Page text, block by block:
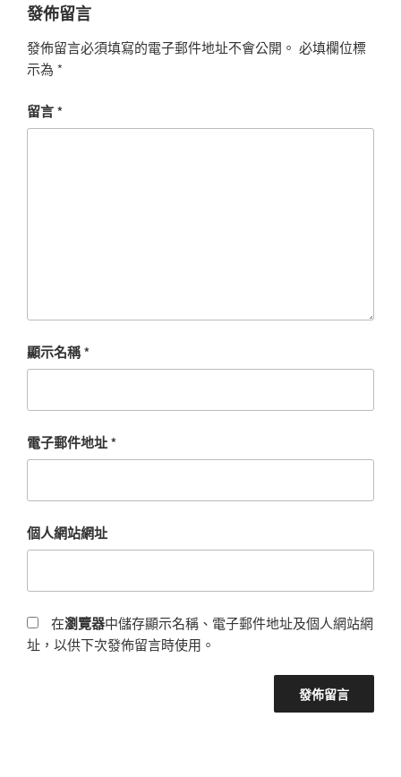
發佈留言
發佈留言必須填寫的電子郵件地址不會公開。 必填欄位標
示為 *
留言*
顯示名稱*
電子郵件地址*
個人網站網址
在瀏覽器中儲存顯示名稱、電子郵件地址及個人網站網
址，以供下次發佈留言時使用。